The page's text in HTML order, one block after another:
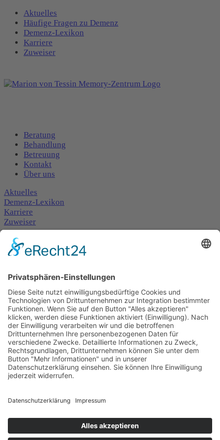
Aktuelles
Häufige Fragen zu Demenz
Demenz-Lexikon
Karriere
Zuweiser
Beratung
Behandlung
Betreuung
Kontakt
Über uns
Aktuelles
Demenz-Lexikon
Karriere
Zuweiser
Impressum
Datenschutzerklärung
Rose Dobmeier
Betreuungskraft
Unser gesamtes Team im Überblick
Marion von Tessin Memory-Zentrum